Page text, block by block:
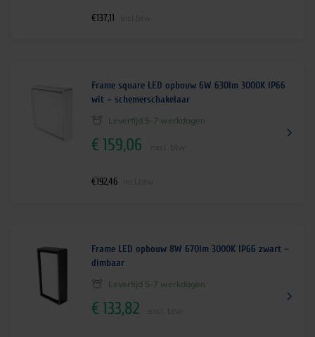
€137,11
Frame square LED opbouw 6W 630lm 3000K IP66
wit – schemerschakelaar
Levertijd 5-7 werkdagen
€159,06
€192,46
Frame LED opbouw 8W 670lm 3000K IP66 zwart –
dimbaar
Levertijd 5-7 werkdagen
€133,82